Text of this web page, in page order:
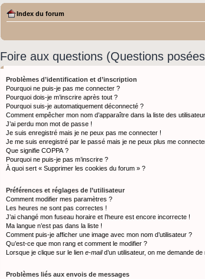
Index du forum
Foire aux questions (Questions
Problèmes d’identification et d’inscription
Pourquoi ne puis-je pas me connecter ?
Pourquoi dois-je m’inscrire après tout ?
Pourquoi suis-je automatiquement déconnecté ?
Comment empêcher mon nom d’apparaître dans la liste des
J’ai perdu mon mot de passe !
Je suis enregistré mais je ne peux pas me connecter !
Je me suis enregistré par le passé mais je ne peux plus me
Que signifie COPPA ?
Pourquoi ne puis-je pas m’inscrire ?
À quoi sert « Supprimer les cookies du forum » ?
Préférences et réglages de l’utilisateur
Comment modifier mes paramètres ?
Les heures ne sont pas correctes !
J’ai changé mon fuseau horaire et l’heure est encore incorrecte !
Ma langue n’est pas dans la liste !
Comment puis-je afficher une image avec mon nom d’utilisateur ?
Qu’est-ce que mon rang et comment le modifier ?
Lorsque je clique sur le lien e-maild’un utilisateur, on me demande
Problèmes liés aux envois de messages